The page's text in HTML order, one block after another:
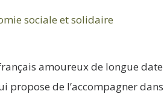
amoureux de longue
propose de l’accompagner